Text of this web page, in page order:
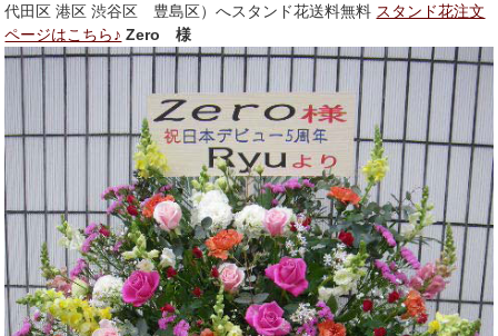
代田区 港区 渋谷区 豊島区）へスタンド花送料無料 スタンド花注文
ページはこちら♪ Zero 様